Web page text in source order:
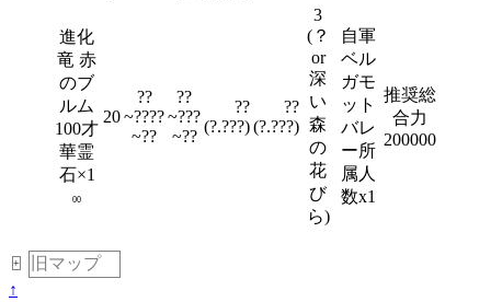
進化
竜 赤
のブ
ルム
100才
華霊
石×1
00
20
??
~????
~??
??
~???
~??
??
(?.???)
??
(?.???)
3
(？
or
深
い
森
の
花
び
ら)
自軍
ベル
ガモ
ット
バレ
ー所
属人
数x1
推奨総
合力
200000
+ 旧マップ＿
↑